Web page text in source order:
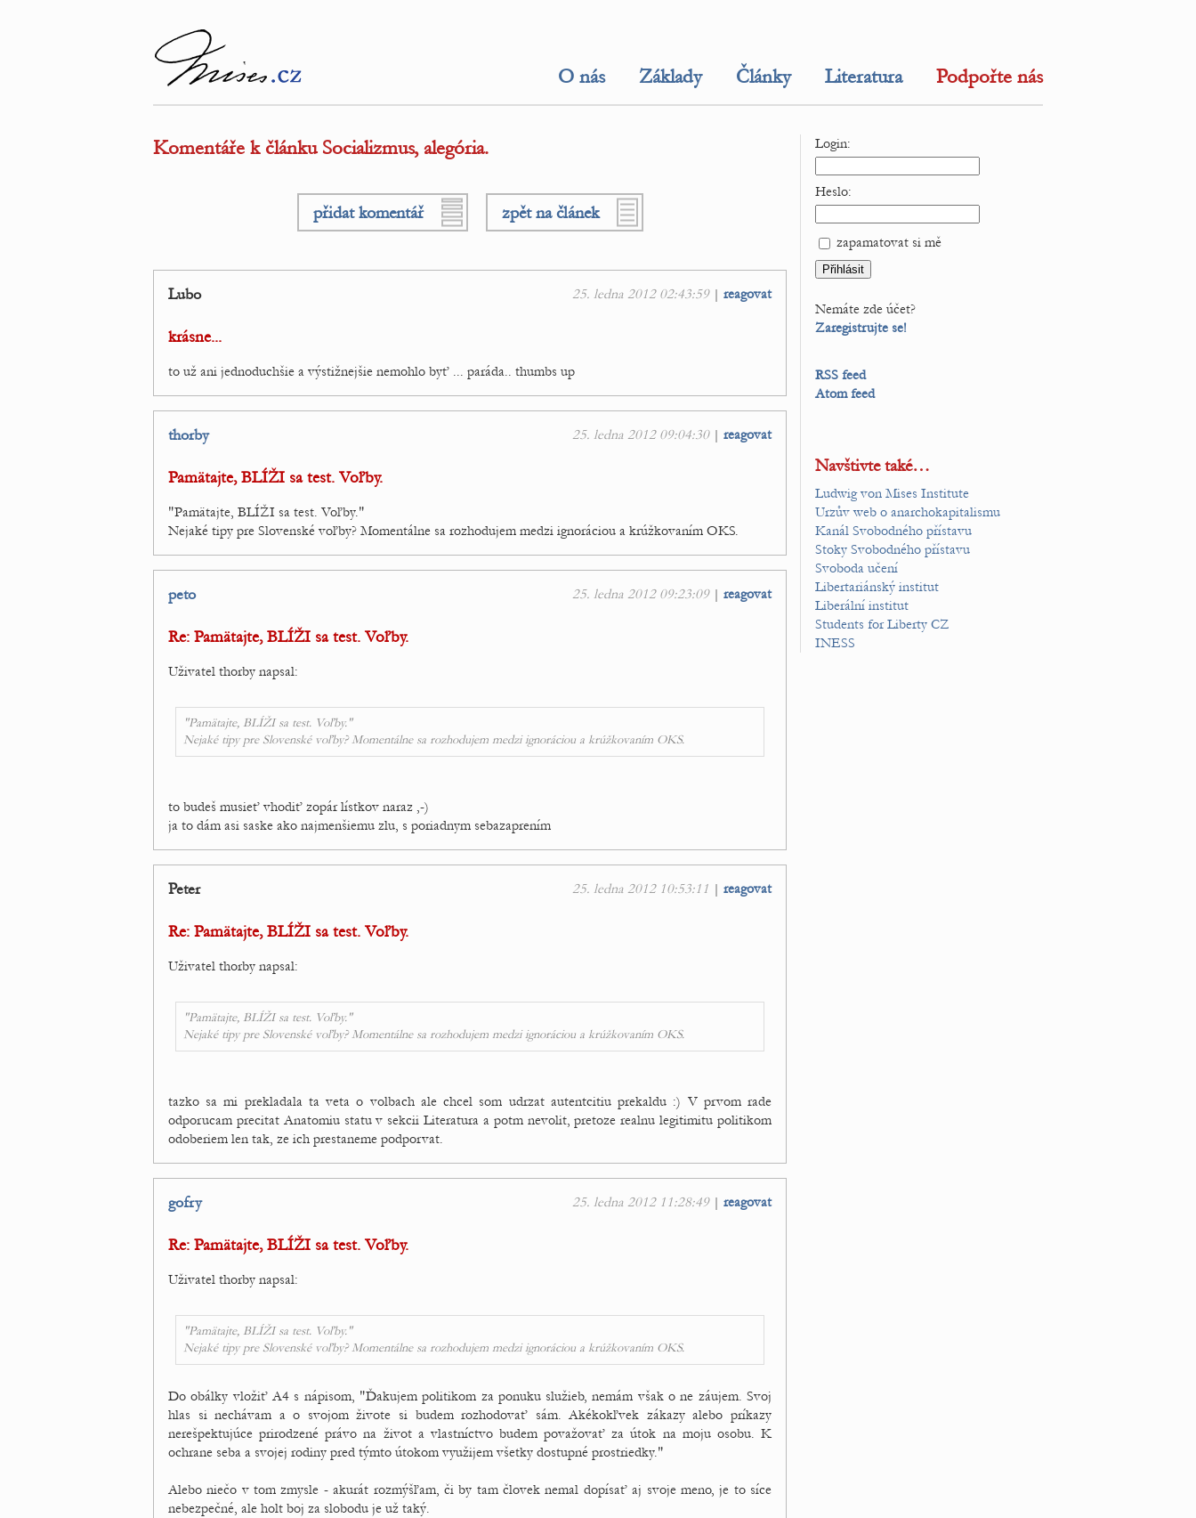
O nás Základy Články Literatura Podpořte nás
Komentáře k článku Socializmus, alegória.
přidat komentář zpět na článek
25. ledna 2012 02:43:59| reagovat
Lubo
krásne...
to už ani jednoduchšie a výstižnejšie nemohlo byť ... paráda.. thumbs up
25. ledna 2012 09:04:30| reagovat
thorby
Pamätajte, BLÍŽI sa test. Voľby.
"Pamätajte, BLÍŽI sa test. Voľby."
Nejaké tipy pre Slovenské voľby? Momentálne sa rozhodujem medzi ignoráciou a krúžkovaním OKS.
25. ledna 2012 09:23:09| reagovat
peto
Re: Pamätajte, BLÍŽI sa test. Voľby.
Uživatel thorby napsal:
"Pamätajte, BLÍŽI sa test. Voľby."
Nejaké tipy pre Slovenské voľby? Momentálne sa rozhodujem medzi ignoráciou a krúžkovaním OKS.
to budeš musieť vhodiť zopár lístkov naraz ,-)
ja to dám asi saske ako najmenšiemu zlu, s poriadnym sebazaprením
25. ledna 2012 10:53:11 | reagovat
Peter
Re: Pamätajte, BLÍŽI sa test. Voľby.
Uživatel thorby napsal:
"Pamätajte, BLÍŽI sa test. Voľby."
Nejaké tipy pre Slovenské voľby? Momentálne sa rozhodujem medzi ignoráciou a krúžkovaním OKS.
tazko sa mi prekladala ta veta o volbach ale chcel som udrzat autentcitiu prekaldu :) V prvom rade
odporucam precitat Anatomiu statu v sekcii Literatura a potm nevolit, pretoze realnu legitimitu politikom
odoberiem len tak, ze ich prestaneme podporvat.
25. ledna 2012 11:28:49| reagovat
gofry
Re: Pamätajte, BLÍŽI sa test. Voľby.
Uživatel thorby napsal:
"Pamätajte, BLÍŽI sa test. Voľby."
Nejaké tipy pre Slovenské voľby? Momentálne sa rozhodujem medzi ignoráciou a krúžkovaním OKS.
Do obálky vložiť A4 s nápisom, "Ďakujem politikom za ponuku služieb, nemám však o ne záujem. Svoj
hlas si nechávam a o svojom živote si budem rozhodovať sám. Akékokľvek zákazy alebo príkazy
nerešpektujúce prirodzené právo na život a vlastníctvo budem považovať za útok na moju osobu. K
ochrane seba a svojej rodiny pred týmto útokom využijem všetky dostupné prostriedky."
Alebo niečo v tom zmysle - akurát rozmýšľam, či by tam človek nemal dopísať aj svoje meno, je to síce
nebezpečné, ale holt boj za slobodu je už taký.
Login:
Heslo:
zapamatovat si mě
Nemáte zde účet?
Zaregistrujte se!
RSS feed
Atom feed
Navštivte také…
Ludwig von Mises Institute
Urzův web o anarchokapitalismu
Kanál Svobodného přístavu
Stoky Svobodného přístavu
Svoboda učení
Libertariánský institut
Liberální institut
Students for Liberty CZ
INESS